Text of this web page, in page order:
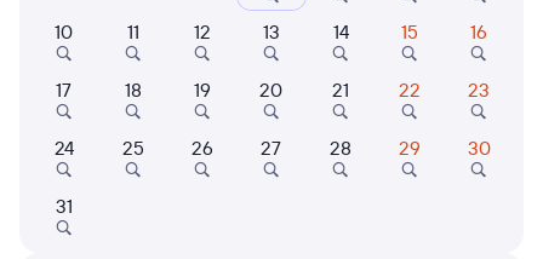
Когда
Кто едет
10 11 12 13 14 15 16
17 18 19 20 21 22 23
24 25 26 27 28 29 30
31